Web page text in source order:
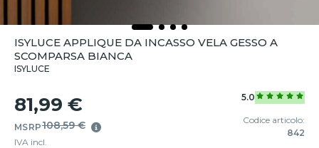
ISYLUCE APPLIQUE DA INCASSO VELA GESSO A
SCOMPARSA BIANCA
ISYLUCE
81,99 €
MSRP108,59 €
IVA incl.
5.0
Codice articolo:
842